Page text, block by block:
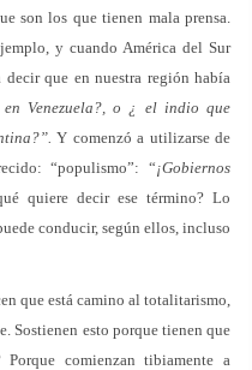
son los que tienen mala prensa.
y cuando América del Sur
decir que en nuestra región había
Venezuela?, o ¿ el indio que
Y comenzó a utilizarse de
“populismo”: “¡Gobiernos
quiere decir ese término? Lo
conducir, según ellos, incluso
que está camino al totalitarismo,
Sostienen esto porque tienen que
Porque comienzan tibiamente a